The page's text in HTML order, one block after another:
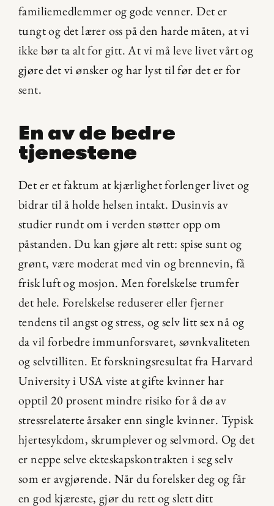
familiemedlemmer og gode venner. Det er
tungt og det lærer oss på den harde måten, at vi
ikke bør ta alt for gitt. At vi må leve livet vårt og
gjøre det vi ønsker og har lyst til før det er for
sent.
En av de bedre
tjenestene
Det er et faktum at kjærlighet forlenger livet og
bidrar til å holde helsen intakt. Dusinvis av
studier rundt om i verden støtter opp om
påstanden. Du kan gjøre alt rett: spise sunt og
grønt, være moderat med vin og brennevin, få
frisk luft og mosjon. Men forelskelse trumfer
det hele. Forelskelse reduserer eller fjerner
tendens til angst og stress, og selv litt sex nå og
da vil forbedre immunforsvaret, søvnkvaliteten
og selvtilliten. Et forskningsresultat fra Harvard
University i USA viste at gifte kvinner har
opptil 20 prosent mindre risiko for å dø av
stressrelaterte årsaker enn single kvinner. Typisk
hjertesykdom, skrumplever og selvmord. Og det
er neppe selve ekteskapskontrakten i seg selv
som er avgjørende. Når du forelsker deg og får
en god kjæreste, gjør du rett og slett ditt